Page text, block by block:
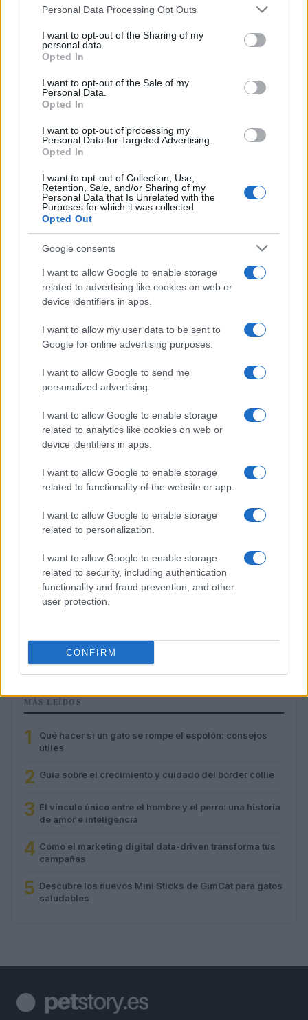
Please note that this website/app uses one or more Google
not limited to your visit or usage behaviour. You may click to
grant or deny consent to Google and its third-party tags to
use your data for below specified purposes in below Google
consent section.
Personal Data Processing Opt Outs
I want to opt-out of the Sharing of my
personal data.
Opted In
I want to opt-out of the Sale of my
Personal Data.
Opted In
I want to opt-out of processing my
Personal Data for Targeted Advertising.
Opted In
I want to opt-out of Collection, Use,
Retention, Sale, and/or Sharing of my
Personal Data that Is Unrelated with the
Purposes for which it was collected.
Opted Out
Google consents
I want to allow Google to enable storage
related to advertising like cookies on web or
device identifiers in apps.
I want to allow my user data to be sent to
Google for online advertising purposes.
I want to allow Google to send me
personalized advertising.
I want to allow Google to enable storage
related to analytics like cookies on web or
device identifiers in apps.
I want to allow Google to enable storage
related to functionality of the website or app.
I want to allow Google to enable storage
related to personalization.
I want to allow Google to enable storage
related to security, including authentication
functionality and fraud prevention, and other
user protection.
CONFIRM
Métodos éticos para disuadir palomas urbanas sin
dañarlas
Javier Ortega · 5 Ago 2026
Cómo una organización australiana ayuda a mantener
unidas a las personas vulnerables y sus mascotas
Javier Ortega · 5 Ago 2026
MÁS LEÍDOS
1
Qué hacer si un gato se rompe el espolón: consejos
útiles
2 Guía sobre el crecimiento y cuidado del border collie
3 El vínculo único entre el hombre y el perro: una historia
de amor e inteligencia
4 Cómo el marketing digital data-driven transforma tus
campañas
5 Descubre los nuevos Mini Sticks de GimCat para gatos
saludables